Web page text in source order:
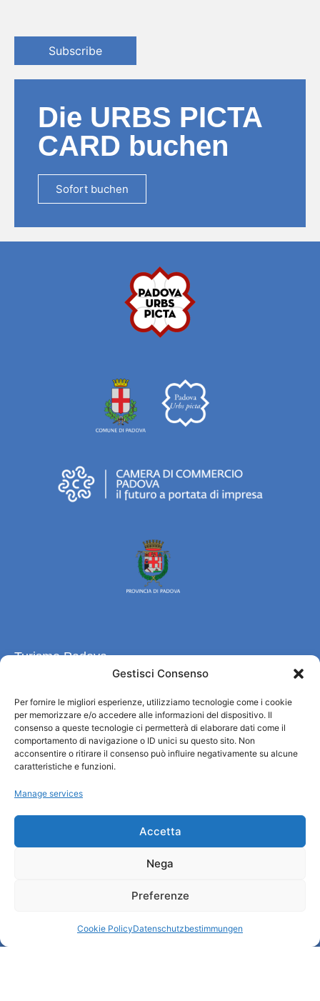
Gestisci Consenso
Per fornire le migliori esperienze, utilizziamo tecnologie come i cookie
per memorizzare e/o accedere alle informazioni del dispositivo. Il
consenso a queste tecnologie ci permetterà di elaborare dati come il
comportamento di navigazione o ID unici su questo sito. Non
acconsentire o ritirare il consenso può influire negativamente su alcune
caratteristiche e funzioni.
Manage services
Accetta
Nega
Preferenze
Cookie PolicyDatenschutzbestimmungen
Subscribe
Die URBS PICTA
CARD buchen
Sofort buchen
Turismo Padova
Informationsbüro und touristenempfang / IAT
Datenschutzbestimmungen
Cookie Policy (UE)
Credits
Informationen